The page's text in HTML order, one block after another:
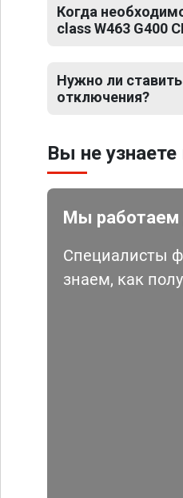
Когда
class W463 G400
Нужно ли
отключения?
Вы не
Мы работаем
Специалисты
знаем, как